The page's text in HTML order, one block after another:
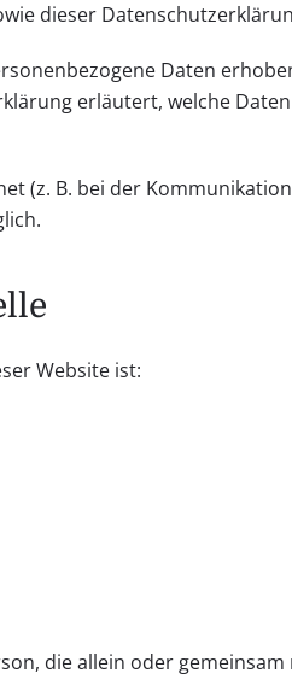
dieser
Daten
erläutert, welche
(z. B. bei der
Website ist:
die allein oder